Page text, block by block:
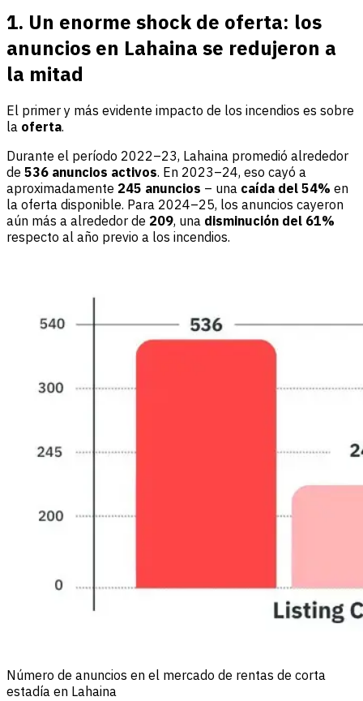
1. Un enorme shock de oferta: los
anuncios en Lahaina se redujeron a
la mitad
El primer y más evidente impacto de los incendios es sobre
la oferta.
Durante el período 2022–23, Lahaina promedió alrededor
de 536 anuncios activos. En 2023–24, eso cayó a
aproximadamente 245 anuncios – una caída del 54% en
la oferta disponible. Para 2024–25, los anuncios cayeron
aún más a alrededor de 209, una disminución del 61%
respecto al año previo a los incendios.
Número de anuncios en el mercado de rentas de corta
estadía en Lahaina